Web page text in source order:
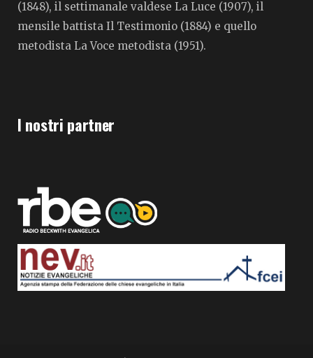
(1848), il settimanale valdese La Luce (1907), il
mensile battista Il Testimonio (1884) e quello
metodista La Voce metodista (1951).
I nostri partner